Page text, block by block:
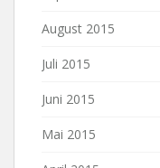
August 2015
Juli 2015
Juni 2015
Mai 2015